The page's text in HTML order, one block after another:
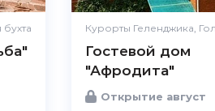
Курорты Геленджика,
Гостевой дом
"Афродита"
Открытие август